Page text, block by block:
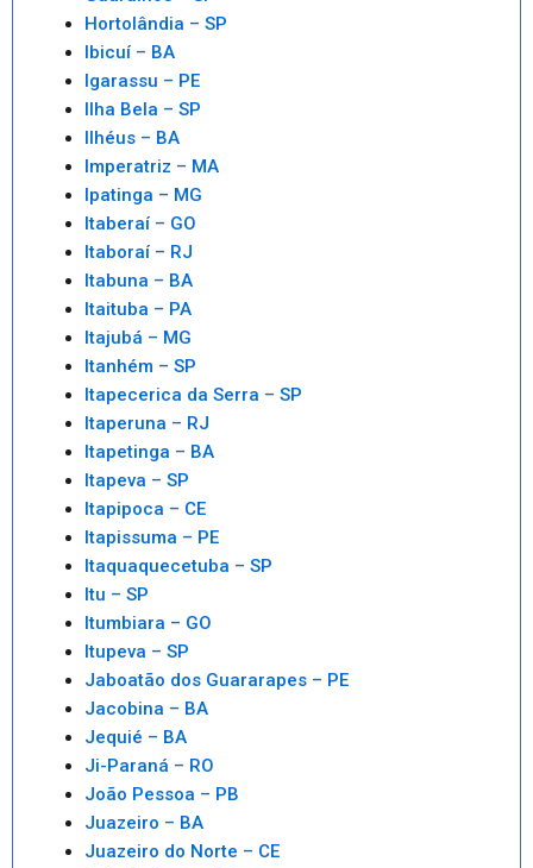
Hortolândia – SP
Ibicuí – BA
Igarassu – PE
Ilha Bela – SP
Ilhéus – BA
Imperatriz – MA
Ipatinga – MG
Itaberaí – GO
Itaboraí – RJ
Itabuna – BA
Itaituba – PA
Itajubá – MG
Itanhém – SP
Itapecerica da Serra – SP
Itaperuna – RJ
Itapetinga – BA
Itapeva – SP
Itapipoca – CE
Itapissuma – PE
Itaquaquecetuba – SP
Itu – SP
Itumbiara – GO
Itupeva – SP
Jaboatão dos Guararapes – PE
Jacobina – BA
Jequié – BA
Ji-Paraná – RO
João Pessoa – PB
Juazeiro – BA
Juazeiro do Norte – CE